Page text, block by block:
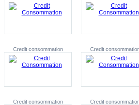
Credit consommation Credit
Credit consommation Credit